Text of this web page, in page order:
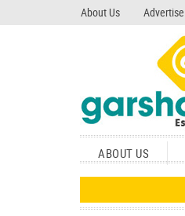
About Us Advertise
garshom.com
ABOUT US